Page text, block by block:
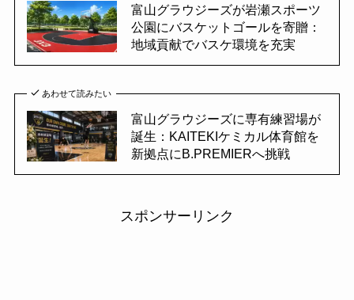
富山グラウジーズが岩瀬スポーツ
公園にバスケットゴールを寄贈：
地域貢献でバスケ環境を充実
あわせて読みたい
富山グラウジーズに専有練習場が
誕生：KAITEKIケミカル体育館を
新拠点にB.PREMIERへ挑戦
スポンサーリンク